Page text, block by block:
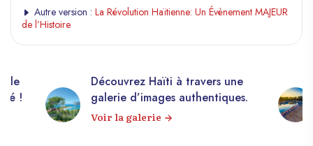
Autre version : La Révolution Haïtienne: Un Évènement MAJEUR
de l’Histoire
!
Découvrez Haïti à travers une
galerie d’images authentiques.
Voir la galerie